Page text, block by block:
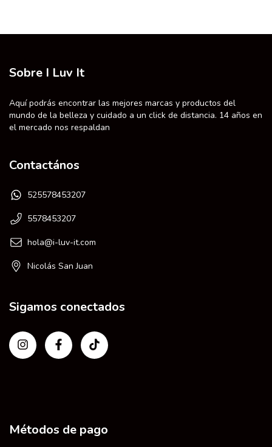
Sobre I Luv It
Aquí podrás encontrar las mejores marcas y productos del
mundo de la belleza y cuidado a un click de distancia. 14 años en
el mercado nos respaldan
Contactános
525578453207
5578453207
hola@i-luv-it.com
Nicolás San Juan
Sigamos conectados
Métodos de pago